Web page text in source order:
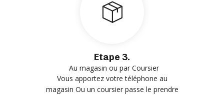
Etape 3.
Au magasin ou par Coursier
Vous apportez votre téléphone au
magasin Ou un coursier passe le prendre